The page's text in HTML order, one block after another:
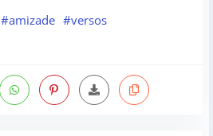
#amizade #versos